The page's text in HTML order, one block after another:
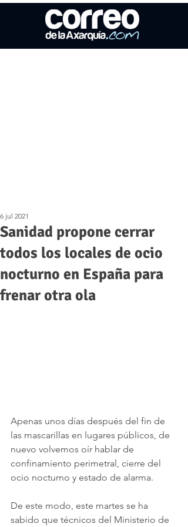
Sanidad propone cerrar
todos los locales de ocio
nocturno en España para
frenar otra ola
6 jul 2021
Apenas unos días después del fin de
las mascarillas en lugares públicos, de
nuevo volvemos oír hablar de
confinamiento perimetral, cierre del
ocio nocturno y estado de alarma.
De este modo, este martes se ha
sabido que técnicos del Ministerio de